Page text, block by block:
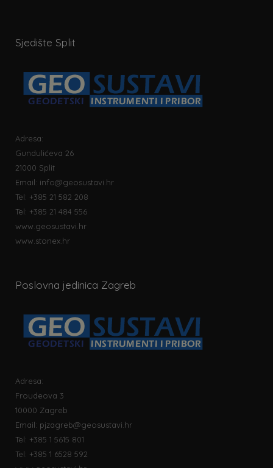
Sjedište Split
Adresa:
Gundulićeva 26
21000 Split
Email: info@geosustavi.hr
Tel: +385 21 582 208
Tel: +385 21 484 556
www.geosustavi.hr
www.stonex.hr
Poslovna jedinica Zagreb
Adresa:
Froudeova 3
10000 Zagreb
Email: pjzagreb@geosustavi.hr
Tel: +385 1 5615 801
Tel: +385 1 6528 592